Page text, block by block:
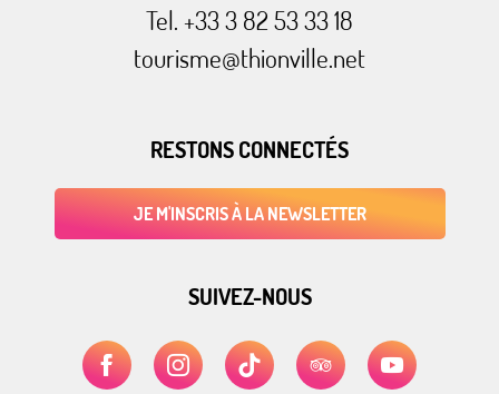
Tel. +33 3 82 53 33 18
tourisme@thionville.net
RESTONS CONNECTÉS
JE M'INSCRIS À LA NEWSLETTER
SUIVEZ-NOUS